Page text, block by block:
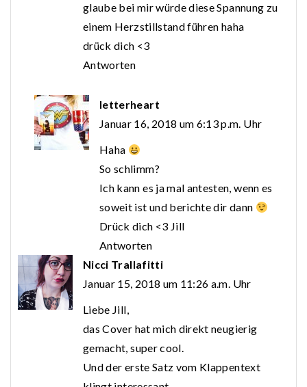
glaube bei mir würde diese Spannung zu
einem Herzstillstand führen haha
drück dich <3
Antworten
letterheart
Januar 16, 2018 um 6:13 p.m. Uhr
Haha
So schlimm?
Ich kann es ja mal antesten, wenn es
soweit ist und berichte dir dann
Drück dich <3 Jill
Antworten
Nicci Trallafitti
Januar 15, 2018 um 11:26 a.m. Uhr
Liebe Jill,
das Cover hat mich direkt neugierig
gemacht, super cool.
Und der erste Satz vom Klappentext